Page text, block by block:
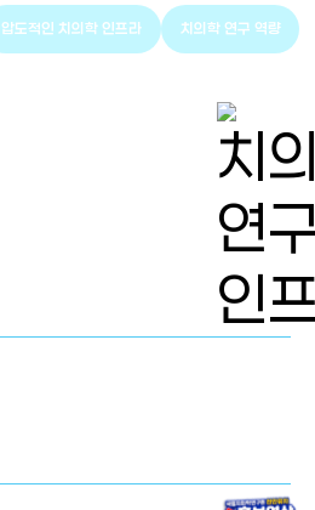
압도적인 치의학 인프라 치의학 연구 역량